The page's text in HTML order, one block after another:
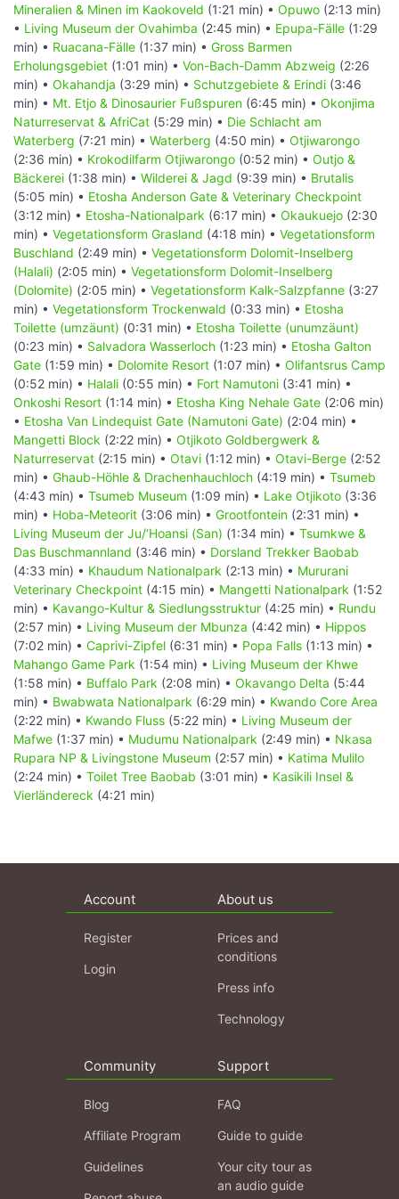
Mineralien & Minen im Kaokoveld (1:21 min) • Opuwo (2:13 min)
• Living Museum der Ovahimba (2:45 min) • Epupa-Fälle (1:29
min) • Ruacana-Fälle (1:37 min) • Gross Barmen
Erholungsgebiet (1:01 min) • Von-Bach-Damm Abzweig (2:26
min) • Okahandja (3:29 min) • Schutzgebiete & Erindi (3:46
min) • Mt. Etjo & Dinosaurier Fußspuren (6:45 min) • Okonjima
Naturreservat & AfriCat (5:29 min) • Die Schlacht am
Waterberg (7:21 min) • Waterberg (4:50 min) • Otjiwarongo
(2:36 min) • Krokodilfarm Otjiwarongo (0:52 min) • Outjo &
Bäckerei (1:38 min) • Wilderei & Jagd (9:39 min) • Brutalis
(5:05 min) • Etosha Anderson Gate & Veterinary Checkpoint
(3:12 min) • Etosha-Nationalpark (6:17 min) • Okaukuejo (2:30
min) • Vegetationsform Grasland (4:18 min) • Vegetationsform
Buschland (2:49 min) • Vegetationsform Dolomit-Inselberg
(Halali) (2:05 min) • Vegetationsform Dolomit-Inselberg
(Dolomite) (2:05 min) • Vegetationsform Kalk-Salzpfanne (3:27
min) • Vegetationsform Trockenwald (0:33 min) • Etosha
Toilette (umzäunt) (0:31 min) • Etosha Toilette (unumzäunt)
(0:23 min) • Salvadora Wasserloch (1:23 min) • Etosha Galton
Gate (1:59 min) • Dolomite Resort (1:07 min) • Olifantsrus Camp
(0:52 min) • Halali (0:55 min) • Fort Namutoni (3:41 min) •
Onkoshi Resort (1:14 min) • Etosha King Nehale Gate (2:06 min)
• Etosha Van Lindequist Gate (Namutoni Gate) (2:04 min) •
Mangetti Block (2:22 min) • Otjikoto Goldbergwerk &
Naturreservat (2:15 min) • Otavi (1:12 min) • Otavi-Berge (2:52
min) • Ghaub-Höhle & Drachenhauchloch (4:19 min) • Tsumeb
(4:43 min) • Tsumeb Museum (1:09 min) • Lake Otjikoto (3:36
min) • Hoba-Meteorit (3:06 min) • Grootfontein (2:31 min) •
Living Museum der Ju/‘Hoansi (San) (1:34 min) • Tsumkwe &
Das Buschmannland (3:46 min) • Dorsland Trekker Baobab
(4:33 min) • Khaudum Nationalpark (2:13 min) • Mururani
Veterinary Checkpoint (4:15 min) • Mangetti Nationalpark (1:52
min) • Kavango-Kultur & Siedlungsstruktur (4:25 min) • Rundu
(2:57 min) • Living Museum der Mbunza (4:42 min) • Hippos
(7:02 min) • Caprivi-Zipfel (6:31 min) • Popa Falls (1:13 min) •
Mahango Game Park (1:54 min) • Living Museum der Khwe
(1:58 min) • Buffalo Park (2:08 min) • Okavango Delta (5:44
min) • Bwabwata Nationalpark (6:29 min) • Kwando Core Area
(2:22 min) • Kwando Fluss (5:22 min) • Living Museum der
Mafwe (1:37 min) • Mudumu Nationalpark (2:49 min) • Nkasa
Rupara NP & Livingstone Museum (2:57 min) • Katima Mulilo
(2:24 min) • Toilet Tree Baobab (3:01 min) • Kasikili Insel &
Vierländereck (4:21 min)
Account
Register
Login
About us
Prices and
conditions
Press info
Technology
Community
Blog
Affiliate Program
Guidelines
Support
FAQ
Guide to guide
Your city tour as
an audio guide